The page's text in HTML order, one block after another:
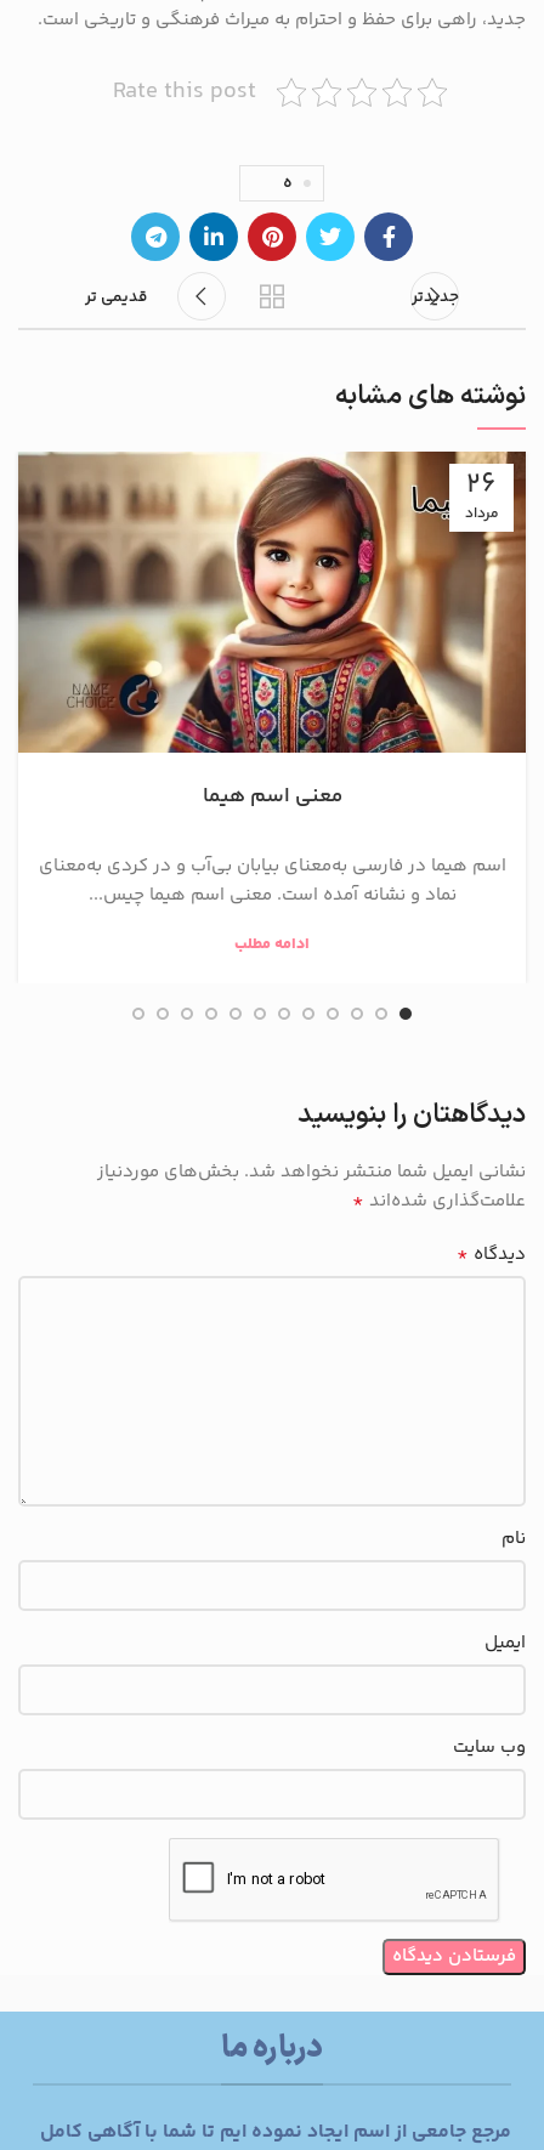
جدید، راهی برای حفظ و احترام به میراث فرهنگی و تاریخی است.
Rate this post
ه
جدیدتر قدیمی تر
نوشته های مشابه
26
مرداد
معنی اسم هیما
اسم هیما در فارسی به‌معنای بیابان بی‌آب و در کردی به‌معنای
نماد و نشانه آمده است. معنی اسم هیما چیس...
ادامه مطلب
دیدگاهتان را بنویسید
نشانی ایمیل شما منتشر نخواهد شد. بخش‌های موردنیاز
علامت‌گذاری شده‌اند *
دیدگاه *
نام
ایمیل
وب‌ سایت
درباره ما
مرجع جامعی از اسم ایجاد نموده ایم تا شما با آگاهی کامل